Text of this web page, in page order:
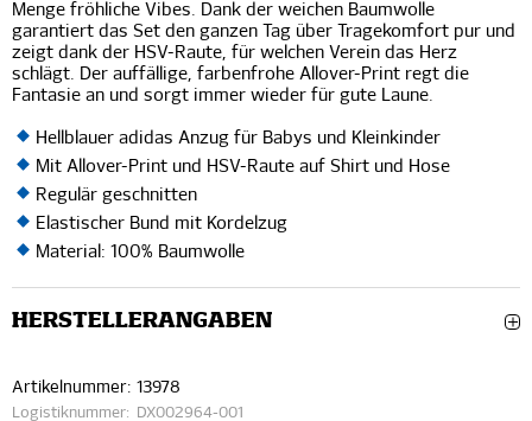
Menge fröhliche Vibes. Dank der weichen Baumwolle
garantiert das Set den ganzen Tag über Tragekomfort pur und
zeigt dank der HSV-Raute, für welchen Verein das Herz
schlägt. Der auffällige, farbenfrohe Allover-Print regt die
Fantasie an und sorgt immer wieder für gute Laune.
Hellblauer adidas Anzug für Babys und Kleinkinder
Mit Allover-Print und HSV-Raute auf Shirt und Hose
Regulär geschnitten
Elastischer Bund mit Kordelzug
Material: 100% Baumwolle
HERSTELLERANGABEN
Artikelnummer: 13978
Logistiknummer: DX002964-001